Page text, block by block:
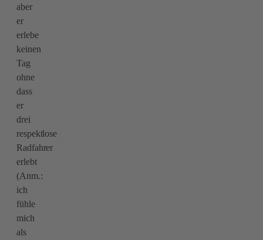
aber
er
erlebe
keinen
Tag
ohne
dass
er
drei
respektlose
Radfahrer
erlebt
(Anm.:
ich
fühle
mich
als